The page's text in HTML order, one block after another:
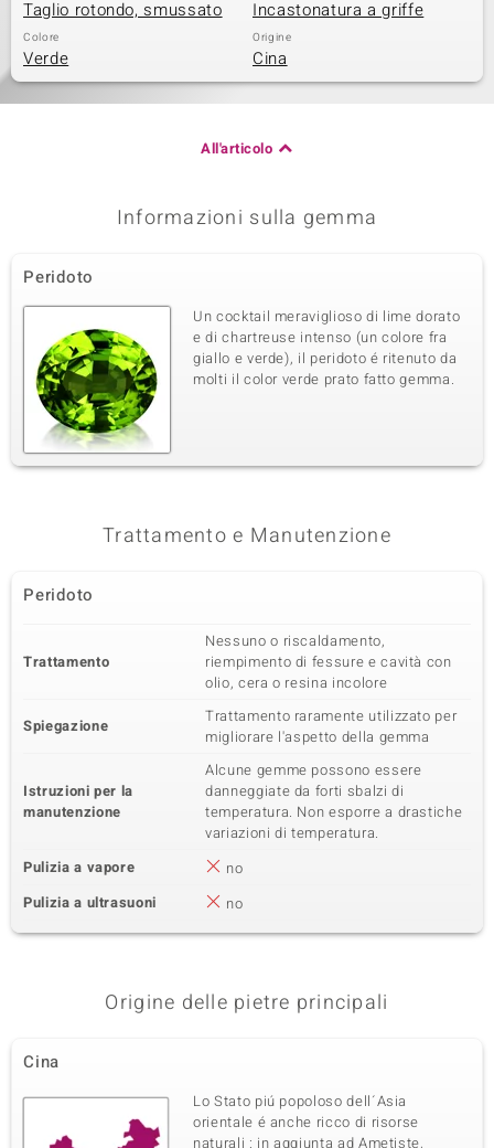
Taglio rotondo, smussato Incastonatura a griffe
Colore
Verde
Origine
Cina
All'articolo
Informazioni sulla gemma
Peridoto
Un cocktail meraviglioso di lime dorato
e di chartreuse intenso (un colore fra
giallo e verde), il peridoto é ritenuto da
molti il color verde prato fatto gemma.
Trattamento e Manutenzione
Peridoto
Trattamento
Nessuno o riscaldamento,
riempimento di fessure e cavità con
olio, cera o resina incolore
Spiegazione
Trattamento raramente utilizzato per
migliorare l'aspetto della gemma
Istruzioni per la
manutenzione
Alcune gemme possono essere
danneggiate da forti sbalzi di
temperatura. Non esporre a drastiche
variazioni di temperatura.
Pulizia a vapore
no
Pulizia a ultrasuoni
no
Origine delle pietre principali
Cina
Lo Stato piú popoloso dell´Asia
orientale é anche ricco di risorse
naturali : in aggiunta ad Ametiste,